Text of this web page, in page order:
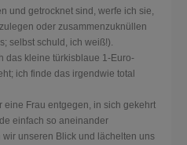
und getrocknet sind, werfe ich sie,
oder zusammenzuknüllen
selbst schuld, ich weiß!).
das kleine türkisblaue 1-Euro-
ich finde das irgendwie total
eine Frau entgegen, in sich gekehrt
einfach so aneinander
unseren Blick und lächelten uns